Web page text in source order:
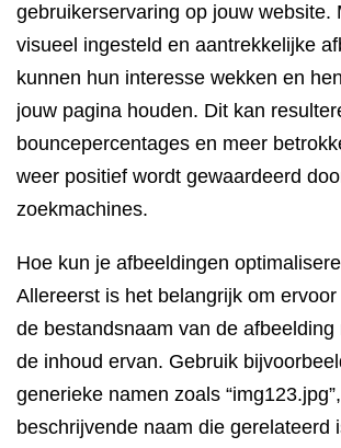
gebruikerservaring op jouw website.
visueel ingesteld en aantrekkelijke
kunnen hun interesse wekken en
jouw pagina houden. Dit kan
bouncepercentages en meer
weer positief wordt gewaardeerd
zoekmachines.
Hoe kun je afbeeldingen
Allereerst is het belangrijk om
de bestandsnaam van de
de inhoud ervan. Gebruik
generieke namen zoals
beschrijvende naam die gerelateerd